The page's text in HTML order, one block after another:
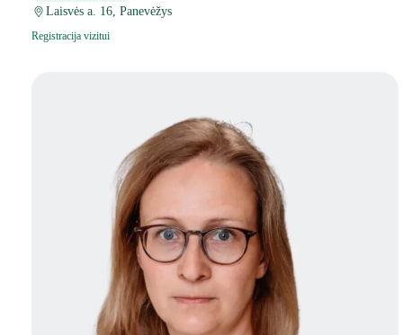
Laisvės a. 16, Panevėžys
Registracija vizitui